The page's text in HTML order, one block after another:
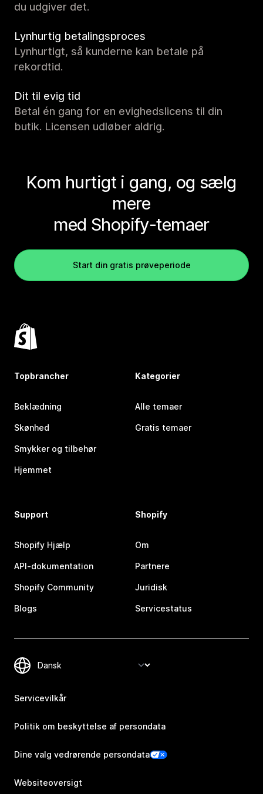
du udgiver det.
Lynhurtig betalingsproces
Lynhurtigt, så kunderne kan betale på
rekordtid.
Dit til evig tid
Betal én gang for en evighedslicens til din
butik. Licensen udløber aldrig.
Kom hurtigt i gang, og sælg
mere
med Shopify-temaer
Start din gratis prøveperiode
Topbrancher
Beklædning
Skønhed
Smykker og tilbehør
Hjemmet
Kategorier
Alle temaer
Gratis temaer
Support
Shopify Hjælp
API-dokumentation
Shopify Community
Blogs
Shopify
Om
Partnere
Juridisk
Servicestatus
Servicevilkår
Politik om beskyttelse af persondata
Dine valg vedrørende persondata
Websiteoversigt